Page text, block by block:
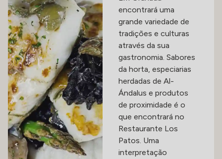
encontrará uma
grande variedade de
tradições e culturas
através da sua
gastronomia. Sabores
da horta, especiarias
herdadas de Al-
Ándalus e produtos
de proximidade é o
que encontrará no
Restaurante Los
Patos. Uma
interpretação